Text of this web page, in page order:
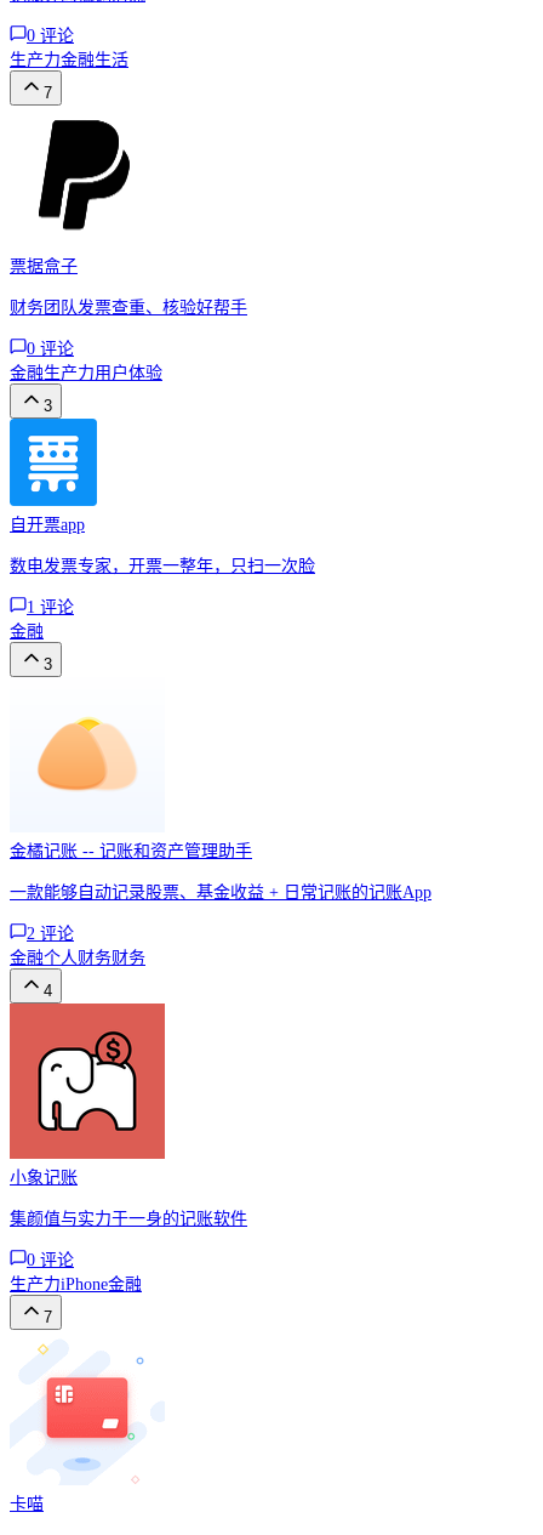
0 评论
生产力金融生活
7
票据盒子
财务团队发票查重、核验好帮手
0 评论
金融生产力用户体验
3
自开票app
数电发票专家，开票一整年，只扫一次脸
1 评论
金融
3
金橘记账 -- 记账和资产管理助手
一款能够自动记录股票、基金收益 + 日常记账的记账App
2 评论
金融个人财务财务
4
小象记账
集颜值与实力于一身的记账软件
0 评论
生产力iPhone金融
7
卡喵